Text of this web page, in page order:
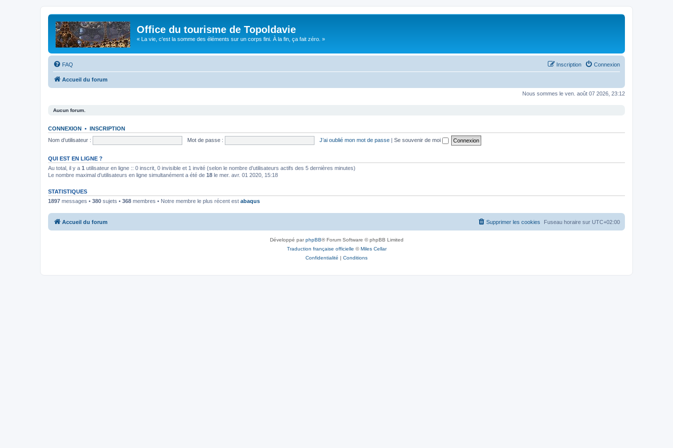
Office du tourisme de Topoldavie
« La vie, c'est la somme des éléments sur un corps fini. À la fin, ça fait zéro. »
FAQ Connexion
Inscription
Accueil du forum
Nous sommes le ven. août 07 2026, 23:12
Aucun forum.
CONNEXION • INSCRIPTION
Nom d’utilisateur :
Mot de passe : J’ai oublié mon mot de passe | Se souvenir de moi
QUI EST EN LIGNE ?
Au total, il y a 1 utilisateur en ligne :: 0 inscrit, 0 invisible et 1 invité (selon le nombre d’utilisateurs actifs des 5 dernières minutes)
Le nombre maximal d’utilisateurs en ligne simultanément a été de 18 le mer. avr. 01 2020, 15:18
STATISTIQUES
1897 messages • 380 sujets • 368 membres • Notre membre le plus récent est abaqus
Accueil du forum Fuseau horaire sur UTC+02:00
Supprimer les cookies
Développé parphpBB® Forum Software © phpBB Limited
Traduction française officielle ©Miles Cellar
Confidentialité | Conditions